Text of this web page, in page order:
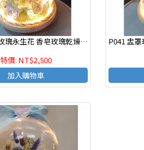
P042 盅罩玫瑰永生花 香皂玫瑰乾燥永生花束 情人節花束
特價: NT$2,500
加入購物車